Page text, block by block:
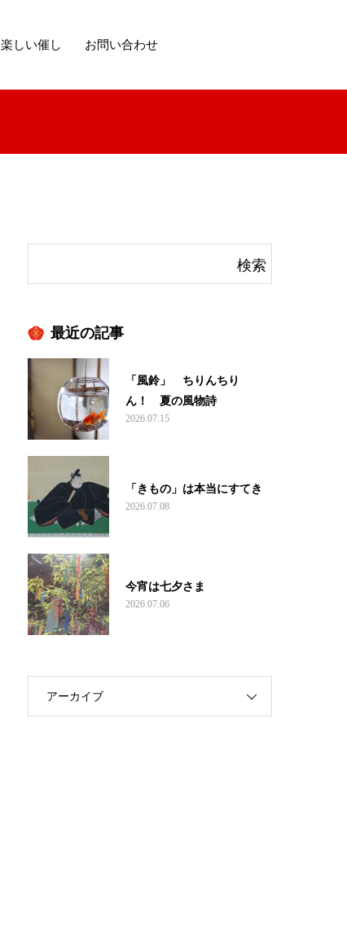
楽しい催し お問い合わせ
最近の記事
「風鈴」 ちりんちり
ん！ 夏の風物詩
2026.07.15
「きもの」は本当にすてき
2026.07.08
今宵は七夕さま
2026.07.06
アーカイブ